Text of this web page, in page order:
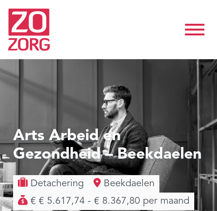
Arts Arbeid en
Gezondheid – Beekdaelen
Detachering
Beekdaelen
€ € 5.617,74 - € 8.367,80 per maand